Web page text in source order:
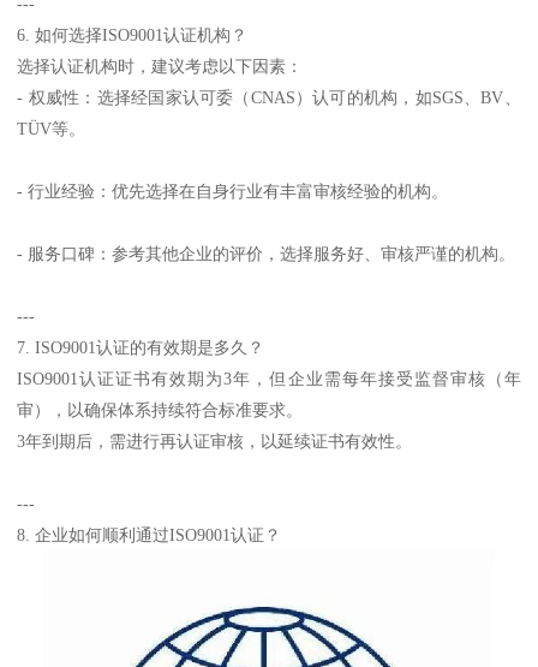
6. 如何选择ISO9001认证机构？
选择认证机构时，建议考虑以下因素：
- 权威性：选择经国家认可委（CNAS）认可的机构，如SGS、BV、
TÜV等。
- 行业经验：优先选择在自身行业有丰富审核经验的机构。
- 服务口碑：参考其他企业的评价，选择服务好、审核严谨的机构。
---
7. ISO9001认证的有效期是多久？
ISO9001认证证书有效期为3年，但企业需每年接受监督审核（年
审），以确保体系持续符合标准要求。
3年到期后，需进行再认证审核，以延续证书有效性。
---
8. 企业如何顺利通过ISO9001认证？